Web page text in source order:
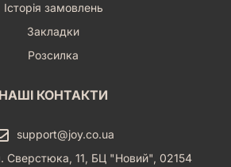
Історія замовлень
Закладки
Розсилка
НАШІ КОНТАКТИ
support@joy.co.ua
Сверстюка, 11, БЦ "Новий", 02154